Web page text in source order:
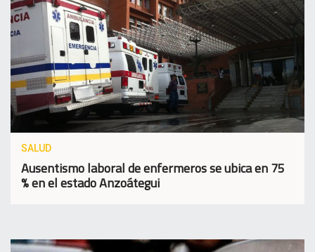
SALUD
Ausentismo laboral de enfermeros se ubica en 75
% en el estado Anzoátegui